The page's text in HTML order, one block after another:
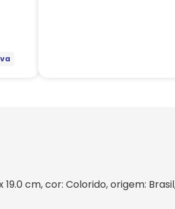
cm, cor: Colorido, origem: